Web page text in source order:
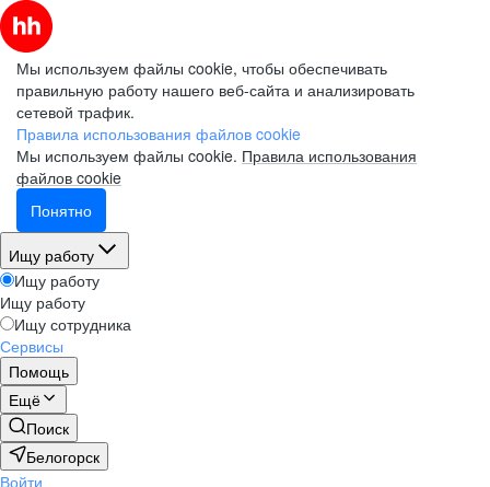
Мы используем файлы cookie, чтобы обеспечивать
правильную работу нашего веб-сайта и анализировать
сетевой трафик.
Правила использования файлов cookie
Мы используем файлы cookie. Правила использования
файлов cookie
Понятно
Ищу работу
Ищу работу
Ищу работу
Ищу сотрудника
Сервисы
Помощь
Ещё
Поиск
Белогорск
Войти